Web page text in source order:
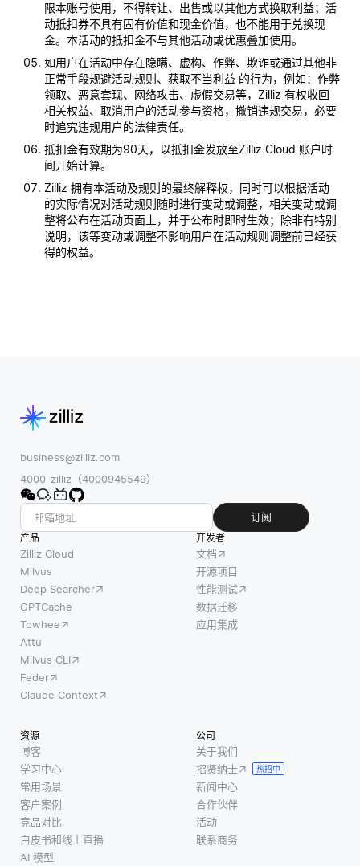
限本账号使用，不得转让、出售或以其他方式换取利益；活
动抵扣券不具有固有价值和现金价值，也不能用于兑换现
金。本活动的抵扣金不与其他活动或优惠叠加使用。
如用户在活动中存在隐瞒、虚构、作弊、欺诈或通过其他非
正常手段规避活动规则、获取不当利益 的行为，例如：作弊
领取、恶意套现、网络攻击、虚假交易等，Zilliz 有权收回
相关权益、取消用户的活动参与资格，撤销违规交易，必要
时追究违规用户的法律责任。
抵扣金有效期为90天，以抵扣金发放至Zilliz Cloud 账户时
间开始计算。
Zilliz 拥有本活动及规则的最终解释权，同时可以根据活动
的实际情况对活动规则随时进行变动或调整，相关变动或调
整将公布在活动页面上，并于公布时即时生效；除非有特别
说明，该等变动或调整不影响用户在活动规则调整前已经获
得的权益。
business@zilliz.com
4000-zilliz（4000945549）
订阅
产品
Zilliz Cloud
Milvus
Deep Searcher
GPTCache
Towhee
Attu
Milvus CLI
Feder
Claude Context
开发者
文档
开源项目
性能测试
数据迁移
应用集成
资源
博客
学习中心
常用场景
客户案例
竞品对比
白皮书和线上直播
AI 模型
公司
关于我们
招贤纳士
热招中
新闻中心
合作伙伴
活动
联系商务